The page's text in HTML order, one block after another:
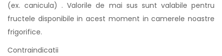
(ex. canicula) . Valorile de mai sus sunt valabile pentru
fructele disponibile in acest moment in camerele noastre
frigorifice.
Contraindicatii